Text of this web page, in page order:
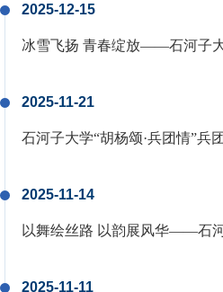
冰雪飞扬 青春绽放——石河子
2025-12-15
石河子大学“胡杨颂·兵团情”兵
2025-11-21
以舞绘丝路 以韵展风华——石
2025-11-14
2025-11-11